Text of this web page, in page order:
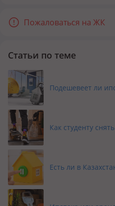
через реку.
Инфраструктура района
поликлиника. Чуть поодаль –
инфраструктурные объекты:
аптеки, несколько
маникюрные салоны,
заведения для
продуктовые и другие
больших супермаркетов;
торгово-развлекательные
детский сад.
Работает множество
общественного питания:
Пожаловаться на ЖК
Статьи по теме
Подешевеет ли
Как студенту
Есть ли в